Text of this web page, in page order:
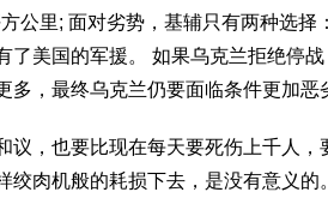
公里; 面对劣势，基辅只有两种选择
了美国的军援。 如果乌克兰拒绝停
，最终乌克兰仍要面临条件更加恶
议，也要比现在每天要死伤上千人，
肉机般的耗损下去，是没有意义的。